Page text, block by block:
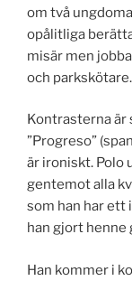
om två
opålitliga
misär men
och parkskötare.
Kontrasterna är
”Progreso”
är ironiskt.
gentemot alla
som han har
han gjort henne
Han kommer i